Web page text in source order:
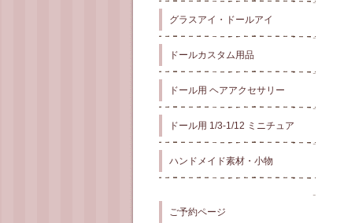
グラスアイ・ドールアイ
ドールカスタム用品
ドール用 ヘアアクセサリー
ドール用 1/3-1/12 ミニチュア
ハンドメイド素材・小物
ご予約ページ